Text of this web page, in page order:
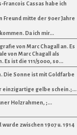
Francois Cassas habe ich
mitte der 90er Jahre
Da ich mir...
von Marc Chagall an. Es
von Marc Chagall als
ist die 111/5000, so...
Die Sonne ist mit Goldfarbe
einzigartige gelbe schein.;...
Holzrahmen, ;...
zwischen 1907 u. 1914